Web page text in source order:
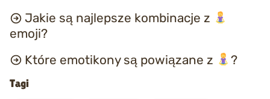
Jakie są najlepsze kombinacje z
emoji?
Które emotikony są powiązane z
?
Tagi